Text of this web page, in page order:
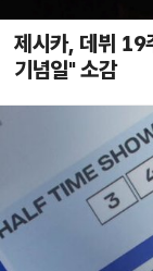
제시카, 데뷔 19
기념일" 소감